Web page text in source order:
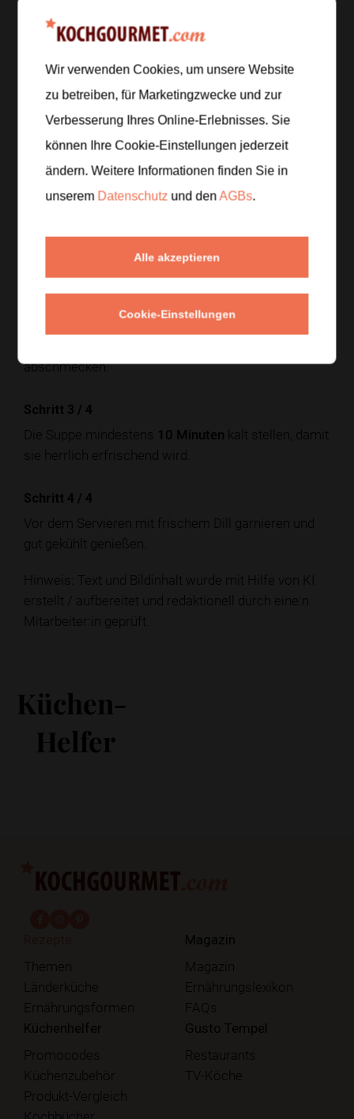
Zur Einkaufsliste hinzufügen
Zubereitung
Schritt 1/4
Avocado, Naturjoghurt, Knoblauch und Dill in einen
Alles fein pürieren, bis eine cremige Konsistenz
abschmecken.
Schritt 3 / 4
Die Suppe mindestens 10 Minuten kalt stellen, damit
sie herrlich erfrischend wird.
Schritt 4 / 4
Vor dem Servieren mit frischem Dill garnieren und
gut gekühlt genießen.
Hinweis: Text und Bildinhalt wurde mit Hilfe von KI
erstellt / aufbereitet und redaktionell durch eine:n
Mitarbeiter:in geprüft.
Küchen-
Helfer
Themen
Länderküche
Ernährungsformen
Magazin
Magazin
Ernährungslexikon
FAQs
Küchenhelfer
Promocodes
Küchenzubehör
Produkt-Vergleich
Gusto Tempel
Restaurants
TV-Köche
Wir verwenden Cookies, um unsere Website
zu betreiben, für Marketingzwecke und zur
Verbesserung Ihres Online-Erlebnisses. Sie
können Ihre Cookie-Einstellungen jederzeit
ändern. Weitere Informationen finden Sie in
unserem Datenschutz und denAGBs.
Alle akzeptieren
Cookie-Einstellungen